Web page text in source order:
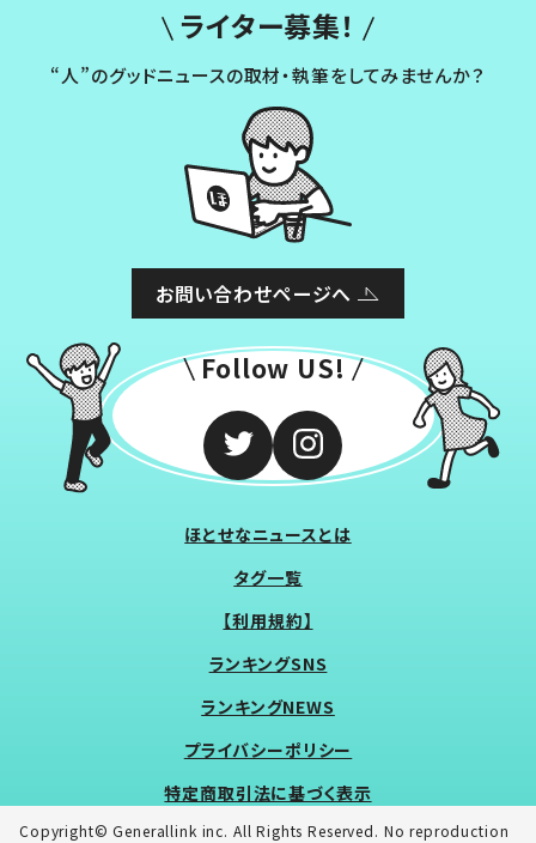
ライター募集！
“人”のグッドニュースの取材・執筆をしてみませんか？
お問い合わせページへ
Follow US!
ほとせなニュースとは
タグ一覧
【利用規約】
ランキングSNS
ランキングNEWS
プライバシーポリシー
特定商取引法に基づく表示
Copyright© Generallink inc. All Rights Reserved. No reproduction